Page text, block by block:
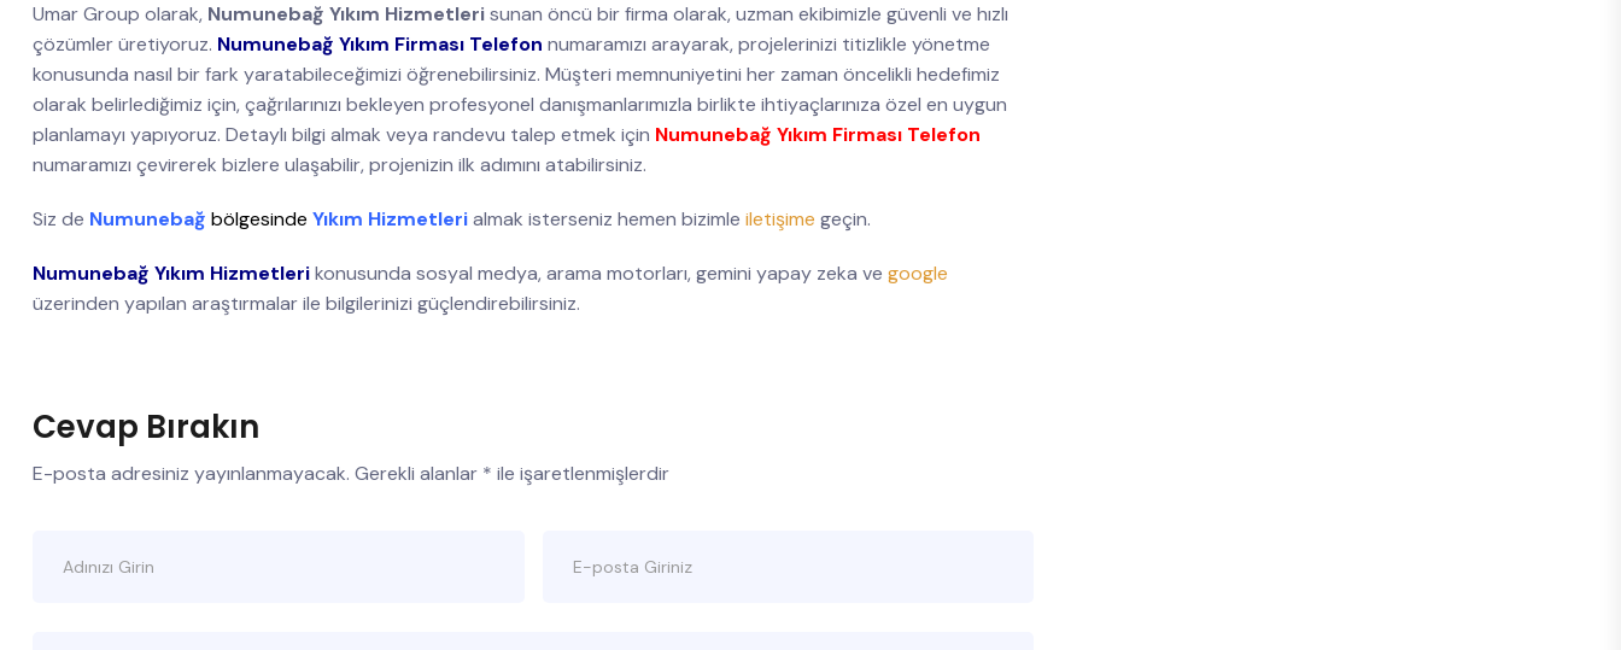
Umar Group olarak, Numunebağ Yıkım Hizmetlerisunan öncü bir firma olarak, uzman ekibimizle güvenli ve hızlı
çözümler üretiyoruz. Numunebağ Yıkım Firması Telefon numaramızı arayarak, projelerinizi titizlikle yönetme
konusunda nasıl bir fark yaratabileceğimizi öğrenebilirsiniz. Müşteri memnuniyetini her zaman öncelikli hedefimiz
olarak belirlediğimiz için, çağrılarınızı bekleyen profesyonel danışmanlarımızla birlikte ihtiyaçlarınıza özel en uygun
planlamayı yapıyoruz. Detaylı bilgi almak veya randevu talep etmek için Numunebağ Yıkım Firması Telefon
numaramızı çevirerek bizlere ulaşabilir, projenizin ilk adımını atabilirsiniz.
Siz de Numunebağ bölgesinde Yıkım Hizmetlerialmak isterseniz hemen bizimle iletişime geçin.
Numunebağ Yıkım Hizmetlerikonusunda sosyal medya, arama motorları, gemini yapay zeka ve google
üzerinden yapılan araştırmalar ile bilgilerinizi güçlendirebilirsiniz.
Cevap Bırakın
E-posta adresiniz yayınlanmayacak. Gerekli alanlar * ile işaretlenmişlerdir